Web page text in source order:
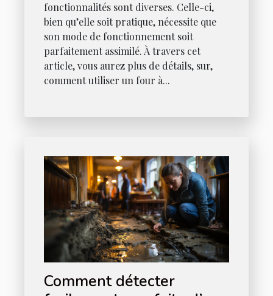
fonctionnalités sont diverses. Celle-ci,
bien qu’elle soit pratique, nécessite que
son mode de fonctionnement soit
parfaitement assimilé. À travers cet
article, vous aurez plus de détails, sur,
comment utiliser un four à...
Comment détecter